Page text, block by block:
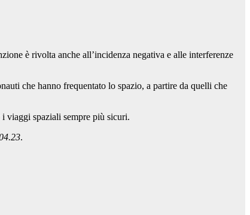
è rivolta anche all’incidenza negativa e alle interferenze
che hanno frequentato lo spazio, a partire da quelli che
viaggi spaziali sempre più sicuri.
.